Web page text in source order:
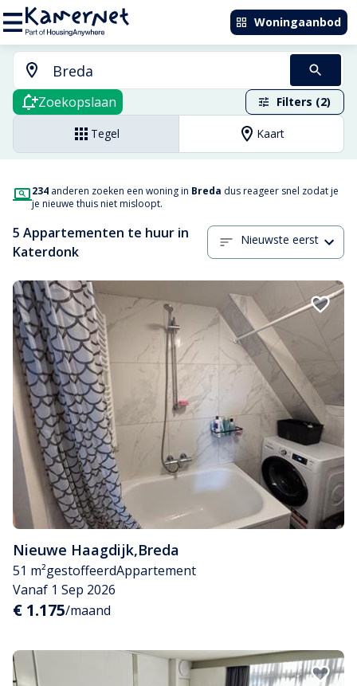
Woningaanbod
Zoekopslaan Filters (2)
Tegel Kaart
234 anderen zoeken een woning in Breda dus reageer snel zodat je
je nieuwe thuis niet misloopt.
5 Appartementen te huur in
Katerdonk
Nieuwste eerst
Nieuwe Haagdijk,Breda
51 m²gestoffeerdAppartement
Vanaf 1 Sep 2026
€ 1.175/maand